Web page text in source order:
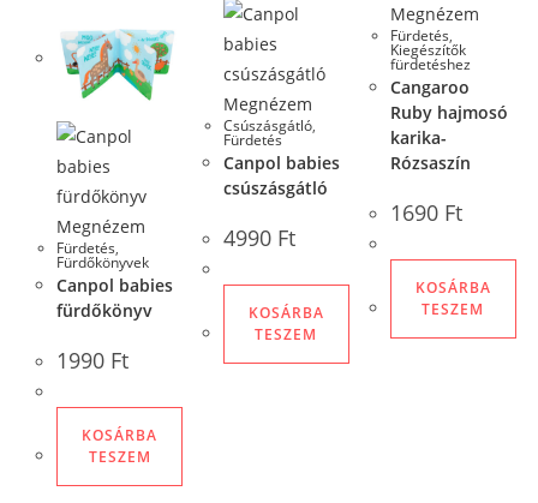
Megnézem
Fürdetés,
Fürdőkönyvek
Canpol babies
fürdőkönyv
1990 Ft
KOSÁRBA
TESZEM
Megnézem
Csúszásgátló,
Fürdetés
Canpol babies
csúszásgátló
4990 Ft
KOSÁRBA
TESZEM
Megnézem
Fürdetés,
Kiegészítők
fürdetéshez
Cangaroo
Ruby hajmosó
karika-
Rózsaszín
1690 Ft
KOSÁRBA
TESZEM